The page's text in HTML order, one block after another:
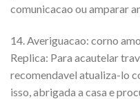
comunicacao ou amparar
14. Averiguacao: corno
Replica: Para acautelar
recomendavel atualiza-lo
isso, abrigada a casa e